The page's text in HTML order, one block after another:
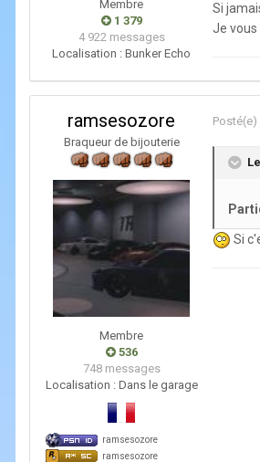
Membre
1 379
4 922 messages
Localisation : Bunker Echo
Si
Je vous
ramsesozore
Braqueur de bijouterie
Membre
536
748 messages
Localisation : Dans le garage
ramsesozore
ramsesozore
Posté(e)
Si